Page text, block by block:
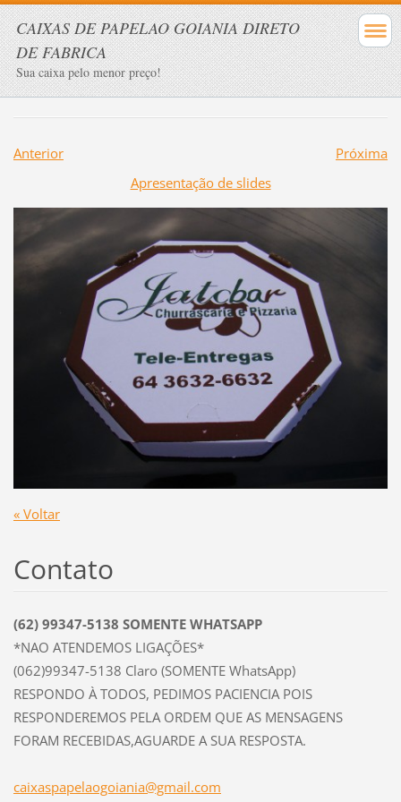
CAIXAS DE PAPELAO GOIANIA DIRETO
DE FABRICA
Sua caixa pelo menor preço!
Anterior
Próxima
Apresentação de slides
« Voltar
Contato
(62) 99347-5138 SOMENTE WHATSAPP
*NAO ATENDEMOS LIGAÇÕES*
(062)99347-5138 Claro (SOMENTE WhatsApp)
RESPONDO À TODOS, PEDIMOS PACIENCIA POIS
RESPONDEREMOS PELA ORDEM QUE AS MENSAGENS
FORAM RECEBIDAS,AGUARDE A SUA RESPOSTA.
caixaspapelaogoiania@gmail.com